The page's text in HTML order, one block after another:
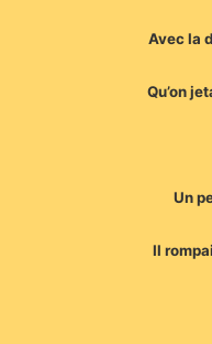
Avec la
Qu’on
Un
Il